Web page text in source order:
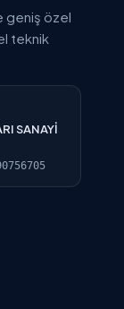
geniş özel
teknik
SANAYİ